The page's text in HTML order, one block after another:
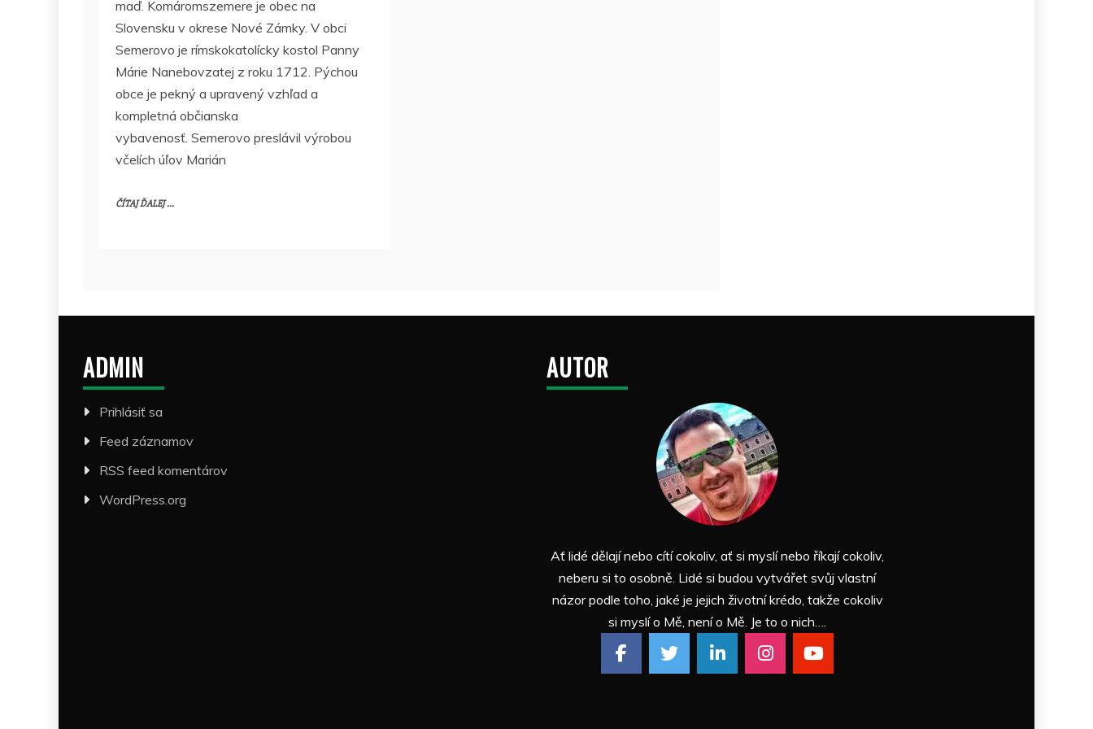
maď. Komáromszemere je obec na
Slovensku v okrese Nové Zámky. V obci
Semerovo je rímskokatolícky kostol Panny
Márie Nanebovzatej z roku 1712. Pýchou
obce je pekný a upravený vzhľad a
kompletná občianska
vybavenosť. Semerovo preslávil výrobou
včelích úľov Marián
ČÍTAJ ĎALEJ ...
ADMIN
Prihlásiť sa
Feed záznamov
RSS feed komentárov
WordPress.org
AUTOR
Ať lidé dělají nebo cítí cokoliv, ať si myslí nebo říkají cokoliv,
neberu si to osobně. Lidé si budou vytvářet svůj vlastní
názor podle toho, jaké je jejich životní krédo, takže cokoliv
si myslí o Mě, není o Mě. Je to o nich….